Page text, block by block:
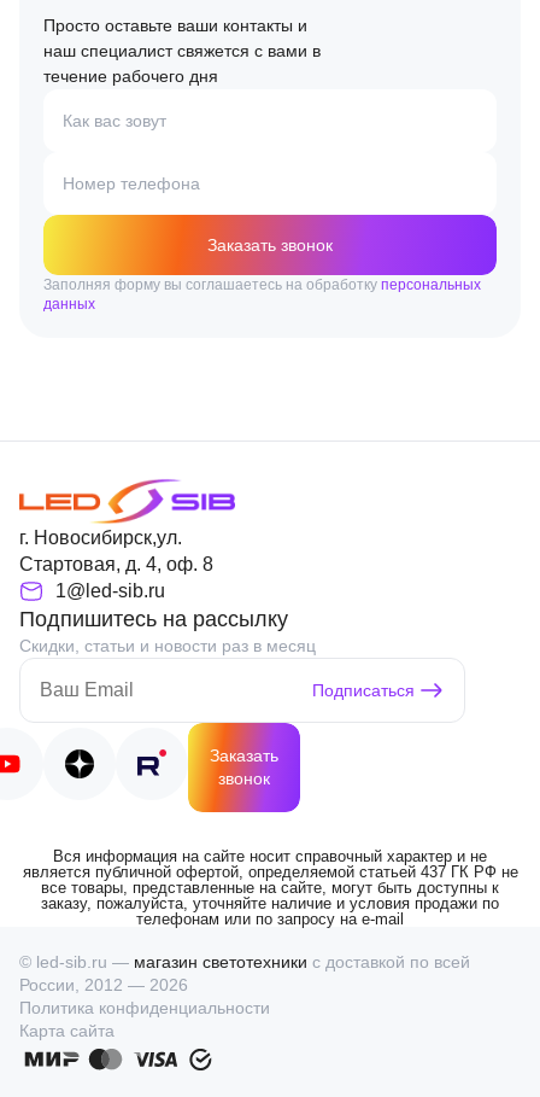
Просто оставьте ваши контакты и
наш специалист свяжется с вами в
течение рабочего дня
Как вас зовут
Номер телефона
Заказать звонок
Заполняя форму вы соглашаетесь на обработку персональных
данных
г. Новосибирск,ул.
Стартовая, д. 4, оф. 8
1@led-sib.ru
Подпишитесь на рассылку
Скидки, статьи и новости раз в месяц
Подписаться
Заказать
звонок
Вся информация на сайте носит справочный характер и не
является публичной офертой, определяемой статьей 437 ГК РФ не
все товары, представленные на сайте, могут быть доступны к
заказу, пожалуйста, уточняйте наличие и условия продажи по
телефонам или по запросу на e-mail
© led-sib.ru — магазин светотехники с доставкой по всей
России, 2012 — 2026
Политика конфиденциальности
Карта сайта